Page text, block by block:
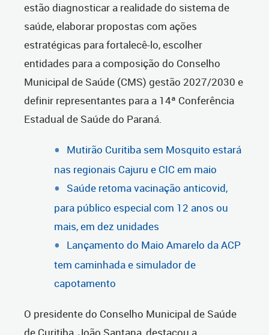
estão diagnosticar a realidade do sistema de
saúde, elaborar propostas com ações
estratégicas para fortalecê-lo, escolher
entidades para a composição do Conselho
Municipal de Saúde (CMS) gestão 2027/2030 e
definir representantes para a 14ª Conferência
Estadual de Saúde do Paraná.
Mutirão Curitiba sem Mosquito estará
nas regionais Cajuru e CIC em maio
Saúde retoma vacinação anticovid,
para público especial com 12 anos ou
mais, em dez unidades
Lançamento do Maio Amarelo da ACP
tem caminhada e simulador de
capotamento
O presidente do Conselho Municipal de Saúde